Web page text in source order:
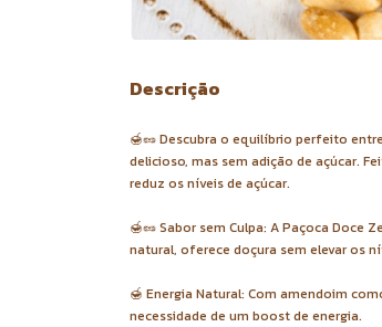
Descrição
🍯🥜 Descubra o equilíbrio perfeito
delicioso, mas sem adição de açúcar.
reduz os níveis de açúcar.
🍯🥜 Sabor sem Culpa: A Paçoca Doce
natural, oferece doçura sem elevar os
🍯 Energia Natural: Com amendoim
necessidade de um boost de energia.